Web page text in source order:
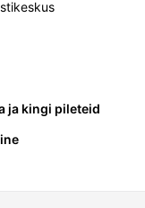
ja kingi pileteid